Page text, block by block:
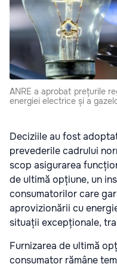
ANRE a aprobat prețurile
energiei electrice și a
Deciziile au fost
prevederile cadrului
scop asigurarea
de ultimă opțiune, un
consumatorilor care
aprovizionării cu
situații excepționale,
Furnizarea de ultimă
consumator rămâne